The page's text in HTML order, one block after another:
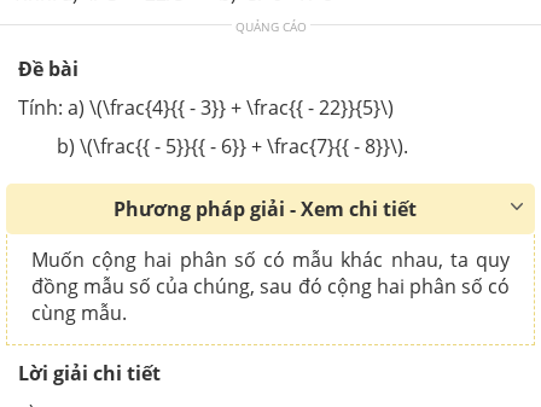
QUẢNG CÁO
Đề bài
Tính: a) \(\frac{4}{{ - 3}} + \frac{{ - 22}}{5}\)
b) \(\frac{{ - 5}}{{ - 6}} + \frac{7}{{ - 8}}\).
Phương pháp giải - Xem chi tiết
Muốn cộng hai phân số có mẫu khác nhau, ta quy
đồng mẫu số của chúng, sau đó cộng hai phân số có
cùng mẫu.
Lời giải chi tiết